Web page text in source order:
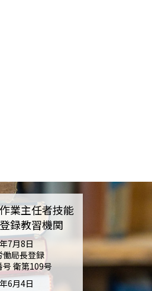
業主任者技能
録教習機関
7月8日
働局長登録
号 衛第109号
6月4日